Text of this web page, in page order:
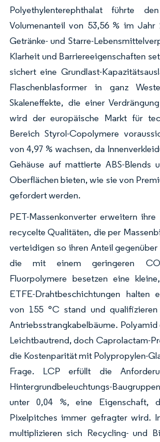
Polyethylenterephthalat führte
Volumenanteil von 53,56 % im Jahr
Getränke- und Starre-
Klarheit und Barriereeigenschaften
sichert eine Grundlast-
Flaschenblasformer in ganz
Skaleneffekte, die einer
wird der europäische Markt für
Bereich Styrol-Copolymere
von 4,97 % wachsen, da
Gehäuse auf mattierte ABS-Blends
Oberflächen bieten, wie sie von
gefordert werden.
PET-Massenkonverter erweitern
recycelte Qualitäten, die per
verteidigen so ihren Anteil
die mit einem geringeren
Fluorpolymere besetzen eine
ETFE-Drahtbeschichtungen halten
von 155 °C stand und
Antriebsstrangkabelbäume.
Leichtbautrend, doch Caprolactam-
die Kostenparität mit Polypropylen-
Frage. LCP erfüllt die
Hintergrundbeleuchtungs-
unter 0,04 %, eine Eigenschaft,
Pixelpitches immer gefragter wird.
multiplizieren sich Recycling- und